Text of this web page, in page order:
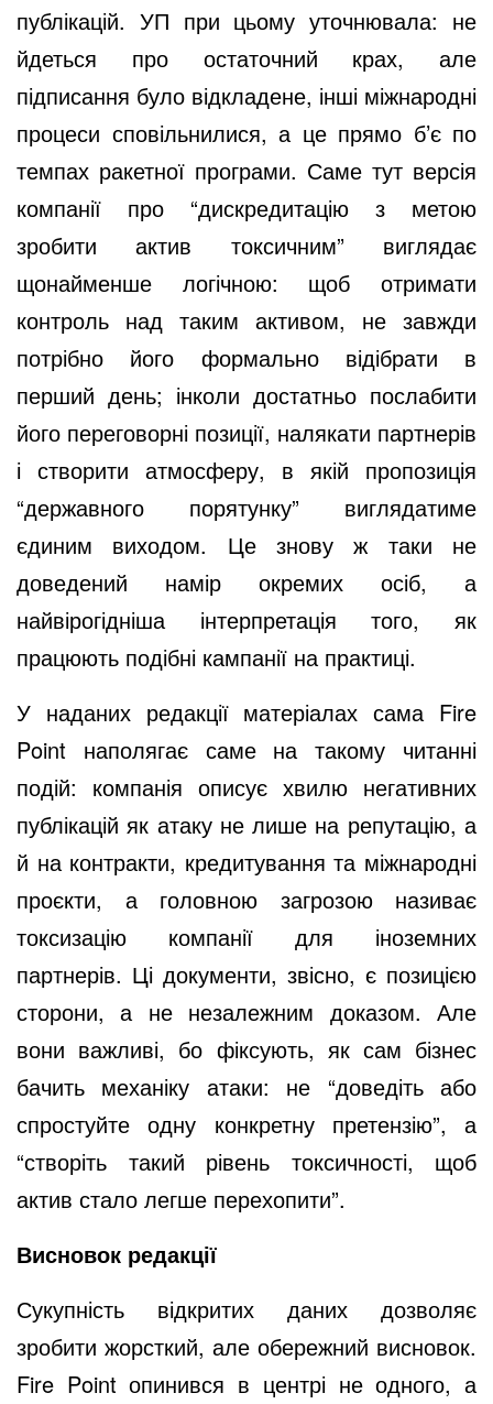
публікацій. УП при цьому уточнювала: не
йдеться про остаточний крах, але
підписання було відкладене, інші міжнародні
процеси сповільнилися, а це прямо б’є по
темпах ракетної програми. Саме тут версія
компанії про “дискредитацію з метою
зробити актив токсичним” виглядає
щонайменше логічною: щоб отримати
контроль над таким активом, не завжди
потрібно його формально відібрати в
перший день; інколи достатньо послабити
його переговорні позиції, налякати партнерів
і створити атмосферу, в якій пропозиція
“державного порятунку” виглядатиме
єдиним виходом. Це знову ж таки не
доведений намір окремих осіб, а
найвірогідніша інтерпретація того, як
працюють подібні кампанії на практиці.
У наданих редакції матеріалах сама Fire
Point наполягає саме на такому читанні
подій: компанія описує хвилю негативних
публікацій як атаку не лише на репутацію, а
й на контракти, кредитування та міжнародні
проєкти, а головною загрозою називає
токсизацію компанії для іноземних
партнерів. Ці документи, звісно, є позицією
сторони, а не незалежним доказом. Але
вони важливі, бо фіксують, як сам бізнес
бачить механіку атаки: не “доведіть або
спростуйте одну конкретну претензію”, а
“створіть такий рівень токсичності, щоб
актив стало легше перехопити”.
Висновок редакції
Сукупність відкритих даних дозволяє
зробити жорсткий, але обережний висновок.
Fire Point опинився в центрі не одного, а